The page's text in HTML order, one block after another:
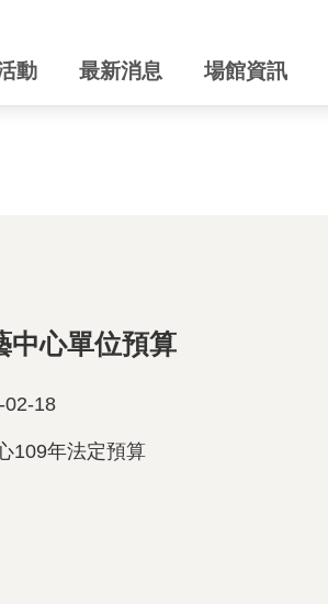
動 最新消息 場館資訊
中心單位預算
02-18
109年法定預算